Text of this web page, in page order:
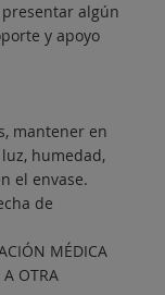
algún
y apoyo
mantener en
humedad,
el envase.
de
MÉDICA
OTRA